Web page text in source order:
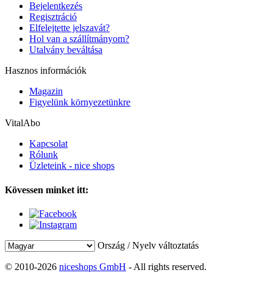
Bejelentkezés
Regisztráció
Elfelejtette jelszavát?
Hol van a szállítmányom?
Utalvány beváltása
Hasznos információk
Magazin
Figyelünk környezetünkre
VitalAbo
Kapcsolat
Rólunk
Üzleteink - nice shops
Kövessen minket itt:
Ország / Nyelv változtatás
© 2010-2026 niceshops GmbH - All rights reserved.